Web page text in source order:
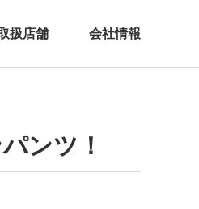
扱店舗 会社情報
ンツ！